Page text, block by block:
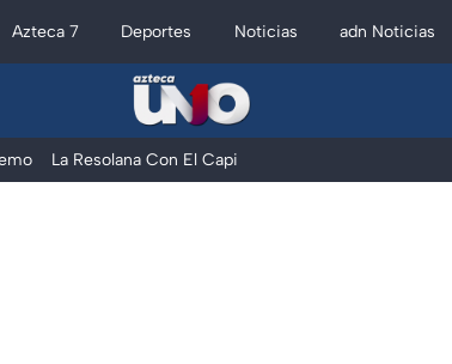
Azteca 7 Deportes Noticias adn Noticias
La Resolana Con El Capi